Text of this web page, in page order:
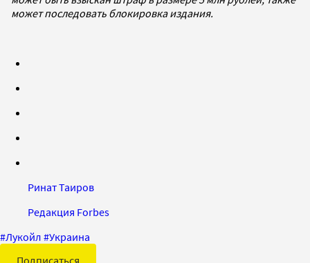
может последовать блокировка издания.
Ринат Таиров
Редакция Forbes
#Лукойл #Украина
Подписаться